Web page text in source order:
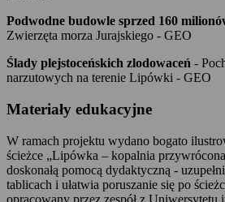
Podwodne budowle sprzed 160
Zwierzęta morza Jurajskiego - GEO
Ślady plejstoceńskich zlodowaceń -
narzutowych na terenie Lipówki - GEO
Materiały edukacyjne
W ramach projektu wydano bogato
ścieżce „Lipówka – kopalnia
doskonałą pomocą dydaktyczną -
tablicach i ułatwia poruszanie się po
opracowany przez zespół z Uniwersytetu